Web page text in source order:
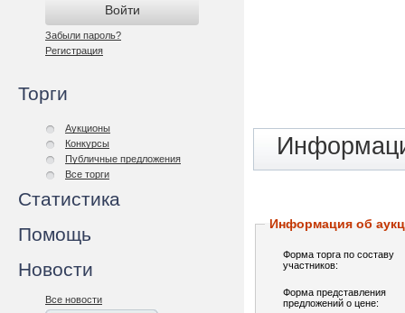
Забыли пароль?
Регистрация
Торги
Аукционы
Конкурсы
Публичные предложения
Все торги
Статистика
Помощь
Новости
Все новости
Информация об
Форма торга по составу
участников:
Форма представления
предложений о цене: